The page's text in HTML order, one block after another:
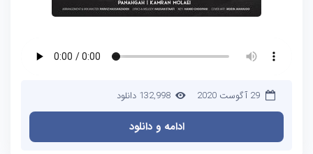
29 آگوست 2020 132,998 دانلود
ادامه و دانلود